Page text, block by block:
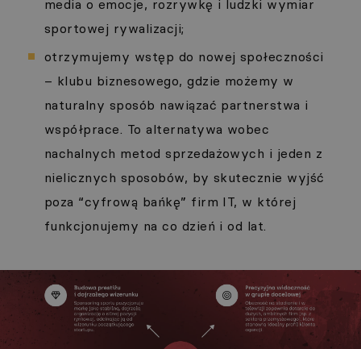
media o emocje, rozrywkę i ludzki wymiar
sportowej rywalizacji;
otrzymujemy wstęp do nowej społeczności
– klubu biznesowego, gdzie możemy w
naturalny sposób nawiązać partnerstwa i
współprace. To alternatywa wobec
nachalnych metod sprzedażowych i jeden z
nielicznych sposobów, by skutecznie wyjść
poza “cyfrową bańkę” firm IT, w której
funkcjonujemy na co dzień i od lat.